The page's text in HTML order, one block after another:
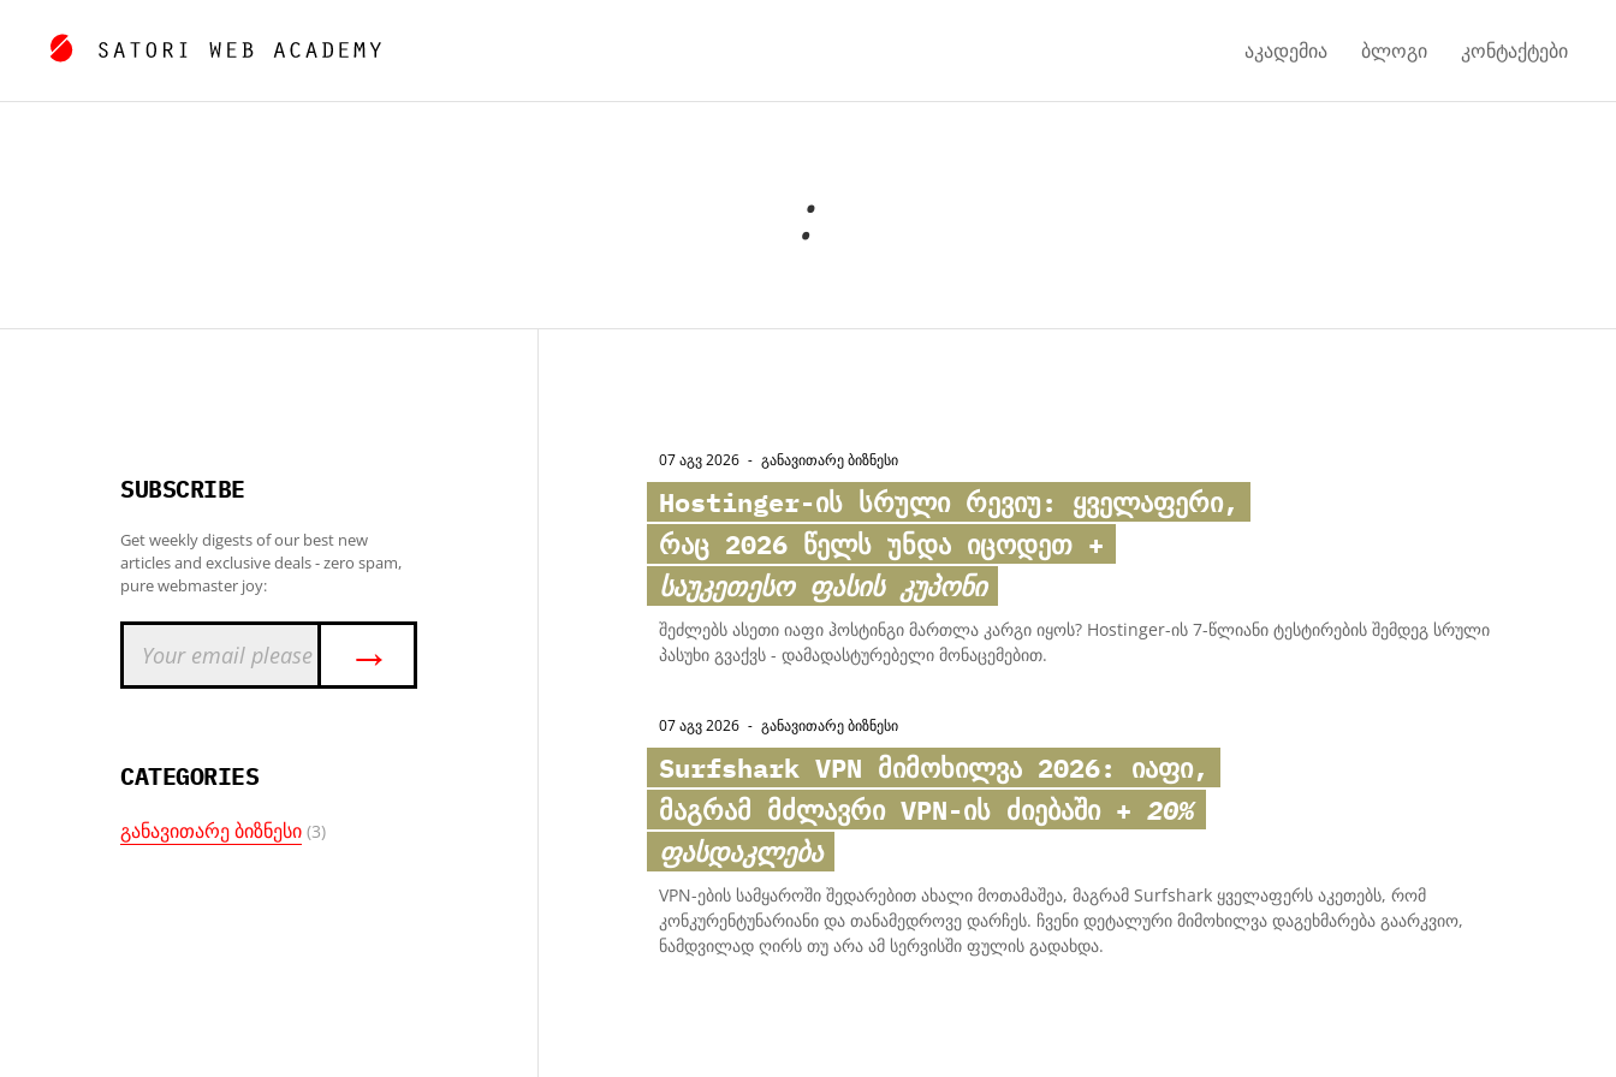
აკადემია ბლოგი კონტაქტები
:
SUBSCRIBE
Get weekly digests of our best new
articles and exclusive deals - zero spam,
pure webmaster joy:
→
CATEGORIES
განავითარე ბიზნესი (3)
07 აგვ 2026 - ᲒᲐᲜᲐᲕᲘᲗᲐᲠᲔ ᲑᲘᲖᲜᲔᲡᲘ
Hostinger-ის სრული რევიუ: ყველაფერი,
რაც 2026 წელს უნდა იცოდეთ +
საუკეთესო ფასის კუპონი
შეძლებს ასეთი იაფი ჰოსტინგი მართლა კარგი იყოს? Hostinger-ის 7-წლიანი ტესტირების შემდეგ სრული
პასუხი გვაქვს - დამადასტურებელი მონაცემებით.
07 აგვ 2026 - ᲒᲐᲜᲐᲕᲘᲗᲐᲠᲔ ᲑᲘᲖᲜᲔᲡᲘ
Surfshark VPN მიმოხილვა 2026: იაფი,
მაგრამ მძლავრი VPN-ის ძიებაში + 20%
ფასდაკლება
VPN-ების სამყაროში შედარებით ახალი მოთამაშეა, მაგრამ Surfshark ყველაფერს აკეთებს, რომ
კონკურენტუნარიანი და თანამედროვე დარჩეს. ჩვენი დეტალური მიმოხილვა დაგეხმარება გაარკვიო,
ნამდვილად ღირს თუ არა ამ სერვისში ფულის გადახდა.